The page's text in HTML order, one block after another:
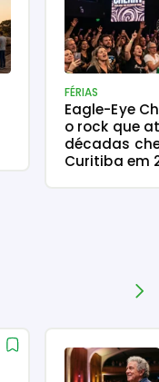
FÉRIAS
Eagle-Eye
o rock que
décadas
Curitiba em